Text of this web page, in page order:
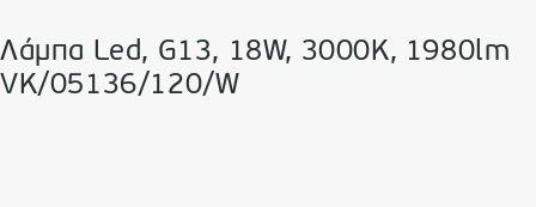
Λάμπα Led, G13, 18W, 3000K, 1980lm
VK/05136/120/W